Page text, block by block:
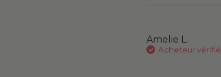
Amelie L.
Acheteur vérifié